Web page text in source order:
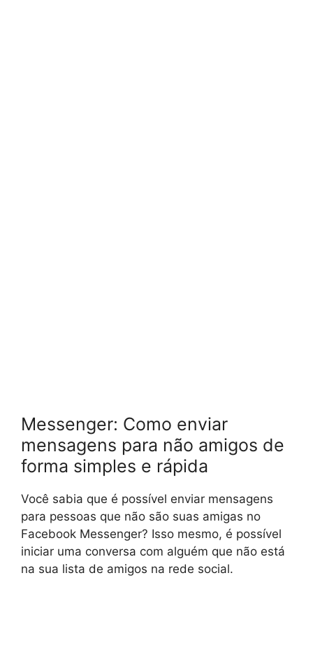
Messenger: Como enviar
mensagens para não amigos de
forma simples e rápida
Você sabia que é possível enviar mensagens
para pessoas que não são suas amigas no
Facebook Messenger? Isso mesmo, é possível
iniciar uma conversa com alguém que não está
na sua lista de amigos na rede social.